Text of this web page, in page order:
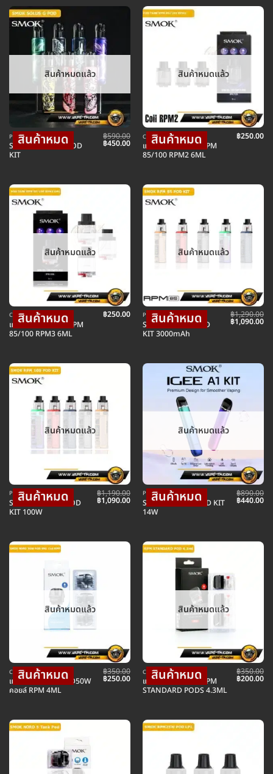
5 คะแนน
สินค้าหมดแล้ว
POD พอตบุหรี่ไฟฟ้า
SMOK SOLUS G POD
KIT
฿590.00
Original
price
฿450.00Current
price
สินค้าหมดแล้ว
COIL คอยล์บุหรี่ไฟฟ้า
แท็งค์เปล่า SMOK RPM
85/100 RPM2 6ML
฿250.00
สินค้าหมดแล้ว
COIL คอยล์บุหรี่ไฟฟ้า
แท็งค์เปล่า SMOK RPM
85/100 RPM3 6ML
฿250.00
สินค้าหมดแล้ว
POD พอตบุหรี่ไฟฟ้า
SMOK RPM 85 POD
KIT 3000mAh
฿1,290.00
Original
price
฿1,090.00
สินค้าหมดแล้ว
POD พอตบุหรี่ไฟฟ้า
SMOK RPM 100 POD
KIT 100W
฿1,190.00
Original
price
฿1,090.00Current
price
สินค้าหมดแล้ว
POD พอตบุหรี่ไฟฟ้า
SMOK IGEE A1 POD KIT
14W
฿890.00
Original
price
฿440.00
สินค้าหมดแล้ว
COIL คอยล์บุหรี่ไฟฟ้า
แท็งค์ SMOK NORD50W
คอยล์ RPM 4ML
฿350.00
Original
price
฿250.00Current
price
สินค้าหมดแล้ว
COIL คอยล์บุหรี่ไฟฟ้า
แท็งค์เปล่า SMOK RPM
STANDARD PODS 4.3ML
฿350.00
Original
price
฿200.00